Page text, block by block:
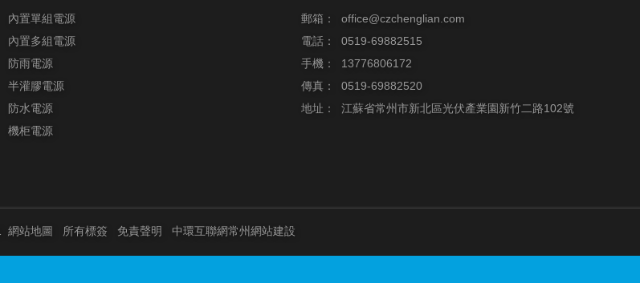
內置單組電源
內置多組電源
防雨電源
半灌膠電源
防水電源
機柜電源
郵箱：
office@czchenglian.com
電話：
0519-69882515
手機：
13776806172
傳真：
0519-69882520
地址：
江蘇省常州市新北區光伏產業園新竹二路102號
網站地圖 所有標簽 免責聲明 中環互聯網常州網站建設